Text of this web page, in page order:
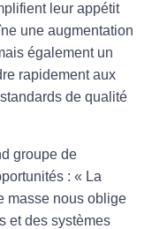
leur appétit
une augmentation
également un
rapidement aux
de qualité
groupe de
: « La
masse nous oblige
et des systèmes